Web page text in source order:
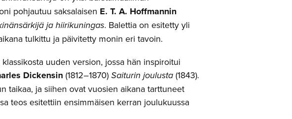
pohjautuu saksalaisen E. T. A. Hoffmannin
ja hiirikuningas. Balettia on esitetty yli
tulkittu ja päivitetty monin eri tavoin.
uuden version, jossa hän inspiroitui
Dickensin(1812–1870) Saiturin joulusta (1843).
taikaa, ja siihen ovat vuosien aikana tarttuneet
teos esitettiin ensimmäisen kerran joulukuussa